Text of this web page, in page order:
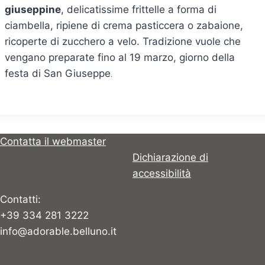
giuseppine, delicatissime frittelle a forma di
ciambella, ripiene di crema pasticcera o zabaione,
ricoperte di zucchero a velo. Tradizione vuole che
vengano preparate fino al 19 marzo, giorno della
festa di San Giuseppe.
Contatta il webmaster
Dichiarazione di
accessibilità
Contatti:
+39 334 281 3222
info@adorable.belluno.it